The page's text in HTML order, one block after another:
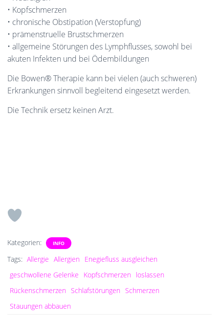
• Kopfschmerzen
• chronische Obstipation (Verstopfung)
• prämenstruelle Brustschmerzen
• allgemeine Störungen des Lymphflusses, sowohl bei
akuten Infekten und bei Ödembildungen
Die Bowen® Therapie kann bei vielen (auch schweren)
Erkrankungen sinnvoll begleitend eingesetzt werden.
Die Technik ersetz keinen Arzt.
Kategorien: INFO
Tags: Allergie Allergien Enegiefluss ausgleichen
geschwollene Gelenke
Kopfschmerzen loslassen
Rückenschmerzen Schlafstörungen Schmerzen
Stauungen abbauen